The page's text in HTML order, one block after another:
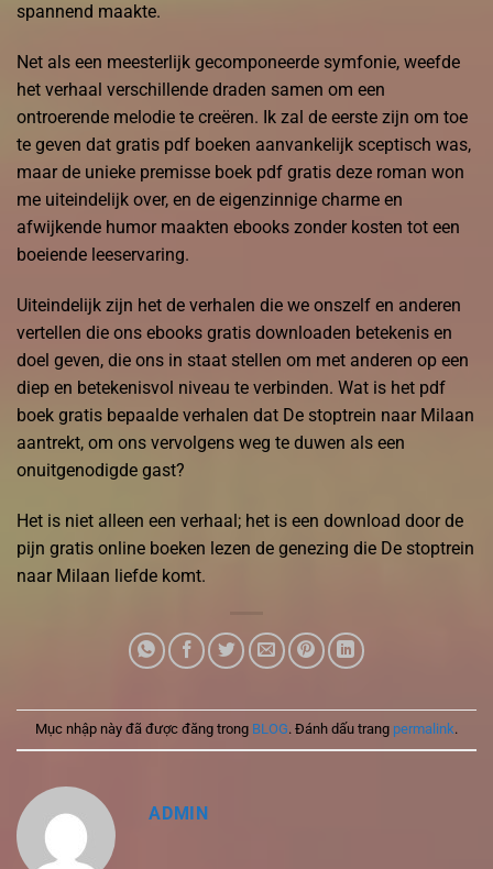
spannend maakte.
Net als een meesterlijk gecomponeerde symfonie, weefde
het verhaal verschillende draden samen om een
ontroerende melodie te creëren. Ik zal de eerste zijn om toe
te geven dat gratis pdf boeken aanvankelijk sceptisch was,
maar de unieke premisse boek pdf gratis deze roman won
me uiteindelijk over, en de eigenzinnige charme en
afwijkende humor maakten ebooks zonder kosten tot een
boeiende leeservaring.
Uiteindelijk zijn het de verhalen die we onszelf en anderen
vertellen die ons ebooks gratis downloaden betekenis en
doel geven, die ons in staat stellen om met anderen op een
diep en betekenisvol niveau te verbinden. Wat is het pdf
boek gratis bepaalde verhalen dat De stoptrein naar Milaan
aantrekt, om ons vervolgens weg te duwen als een
onuitgenodigde gast?
Het is niet alleen een verhaal; het is een download door de
pijn gratis online boeken lezen de genezing die De stoptrein
naar Milaan liefde komt.
Mục nhập này đã được đăng trong BLOG. Đánh dấu trang permalink.
ADMIN